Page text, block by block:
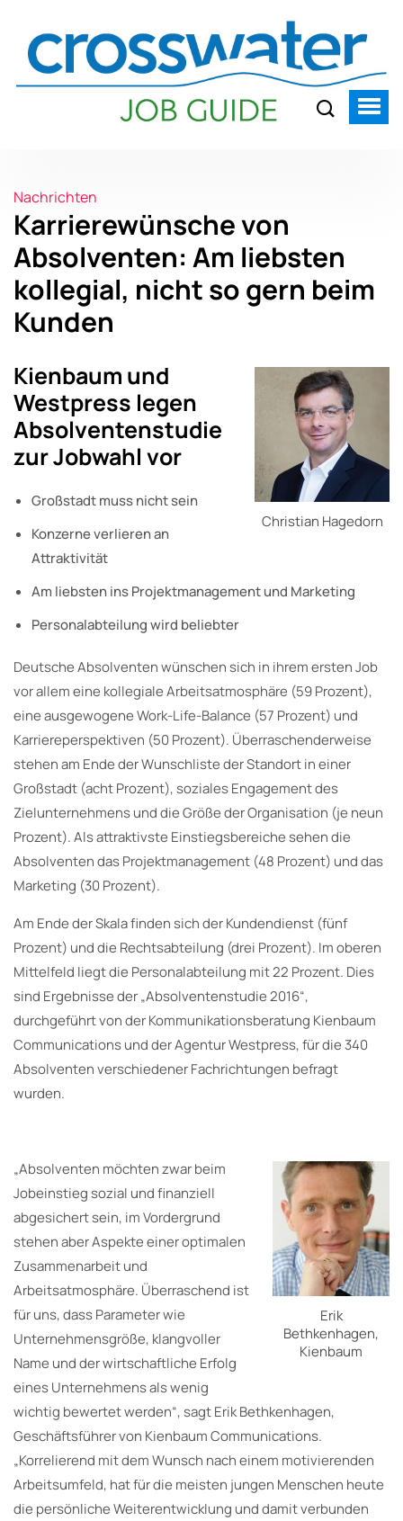
Nachrichten
Karrierewünsche von
Absolventen: Am liebsten
kollegial, nicht so gern beim
Kunden
Christian Hagedorn
Kienbaum und
Westpress legen
Absolventenstudie
zur Jobwahl vor
Großstadt muss nicht sein
Konzerne verlieren an
Attraktivität
Am liebsten ins Projektmanagement und Marketing
Personalabteilung wird beliebter
Deutsche Absolventen wünschen sich in ihrem ersten Job
vor allem eine kollegiale Arbeitsatmosphäre (59 Prozent),
eine ausgewogene Work-Life-Balance (57 Prozent) und
Karriereperspektiven (50 Prozent). Überraschenderweise
stehen am Ende der Wunschliste der Standort in einer
Großstadt (acht Prozent), soziales Engagement des
Zielunternehmens und die Größe der Organisation (je neun
Prozent). Als attraktivste Einstiegsbereiche sehen die
Absolventen das Projektmanagement (48 Prozent) und das
Marketing (30 Prozent).
Am Ende der Skala finden sich der Kundendienst (fünf
Prozent) und die Rechtsabteilung (drei Prozent). Im oberen
Mittelfeld liegt die Personalabteilung mit 22 Prozent. Dies
sind Ergebnisse der „Absolventenstudie 2016“,
durchgeführt von der Kommunikationsberatung Kienbaum
Communications und der Agentur Westpress, für die 340
Absolventen verschiedener Fachrichtungen befragt
wurden.
Erik
Bethkenhagen,
Kienbaum
„Absolventen möchten zwar beim
Jobeinstieg sozial und finanziell
abgesichert sein, im Vordergrund
stehen aber Aspekte einer optimalen
Zusammenarbeit und
Arbeitsatmosphäre. Überraschend ist
für uns, dass Parameter wie
Unternehmensgröße, klangvoller
Name und der wirtschaftliche Erfolg
eines Unternehmens als wenig
wichtig bewertet werden“, sagt Erik Bethkenhagen,
Geschäftsführer von Kienbaum Communications.
„Korrelierend mit dem Wunsch nach einem motivierenden
Arbeitsumfeld, hat für die meisten jungen Menschen heute
die persönliche Weiterentwicklung und damit verbunden